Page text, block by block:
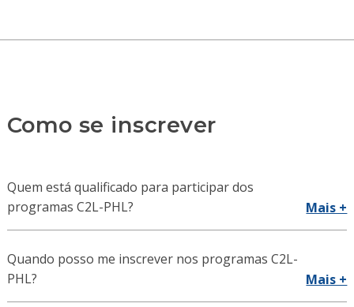
Como se inscrever
Quem está qualificado para participar dos
programas C2L-PHL?
Mais +
Quando posso me inscrever nos programas C2L-
PHL?
Mais +